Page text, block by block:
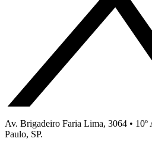
Av. Brigadeiro Faria Lima, 3064 • 10º
Paulo, SP.